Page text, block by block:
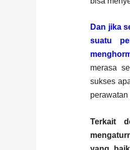
Dan jika
suatu
merasa
sukses
Terkait